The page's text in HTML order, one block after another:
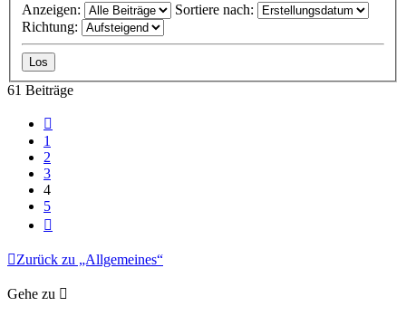
Anzeigen:
Sortiere nach:
Richtung:
61 Beiträge
1
2
3
4
5
Zurück zu „Allgemeines“
Gehe zu